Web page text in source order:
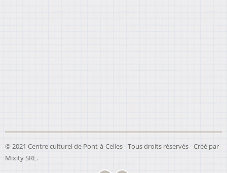
© 2021 Centre culturel de Pont-à-Celles - Tous droits réservés - Créé par
Mixity SRL.